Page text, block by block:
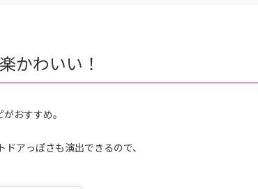
かわいい！
おすすめ。
アっぽさも演出できるので、